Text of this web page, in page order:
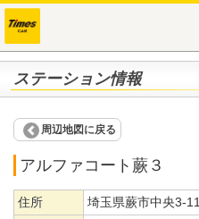
ステーション情報
周辺地図に戻る
アルファコート蕨３
住所 埼玉県蕨市中央3-11